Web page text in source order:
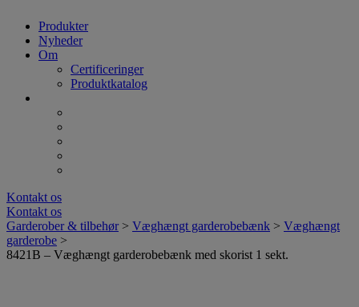
Produkter
Nyheder
Om
Certificeringer
Produktkatalog
Kontakt os
Kontakt os
Garderober & tilbehør > Væghængt garderobebænk > Væghængt
garderobe >
8421B – Væghængt garderobebænk med skorist 1 sekt.